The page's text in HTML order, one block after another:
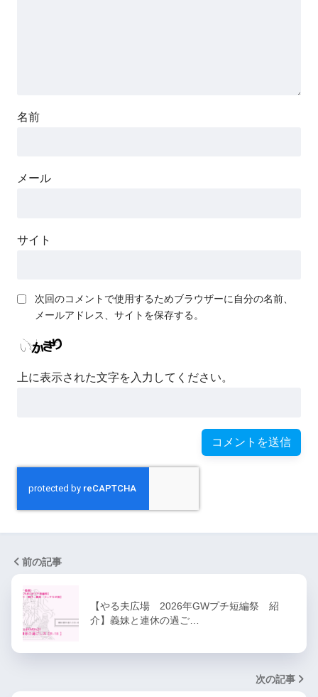
名前
メール
サイト
次回のコメントで使用するためブラウザーに自分の名前、
メールアドレス、サイトを保存する。
上に表示された文字を入力してください。
前の記事
【やる夫広場 2026年GWプチ短編祭 紹
介】義妹と連休の過ご…
次の記事